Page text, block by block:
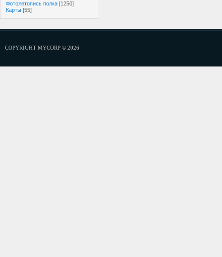
Фотолетопись полка [1250]
Карты [55]
COPYRIGHT MYCORP © 2026